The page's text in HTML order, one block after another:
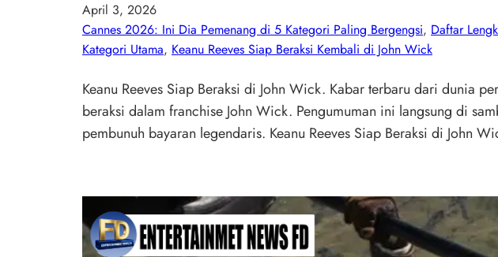
April 3, 2026
Cannes 2026: Ini Dia Pemenang di 5 Kategori Paling Bergengsi, Daftar
Kategori Utama, Keanu Reeves Siap Beraksi Kembali di John Wick
Keanu Reeves Siap Beraksi di John Wick. Kabar terbaru dari dunia
beraksi dalam franchise John Wick. Pengumuman ini langsung di
pembunuh bayaran legendaris. Keanu Reeves Siap Beraksi di John